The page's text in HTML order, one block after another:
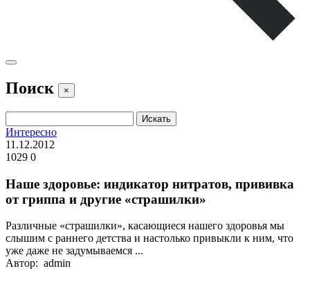
Поиск ×
Интересно
11.12.2012
1029 0
Наше здоровье: индикатор нитратов, прививка
от гриппа и другие «страшилки»
Различные «страшилки», касающиеся нашего здоровья мы
слышим с раннего детства и настолько привыкли к ним, что
уже даже не задумываемся ...
Автор: admin